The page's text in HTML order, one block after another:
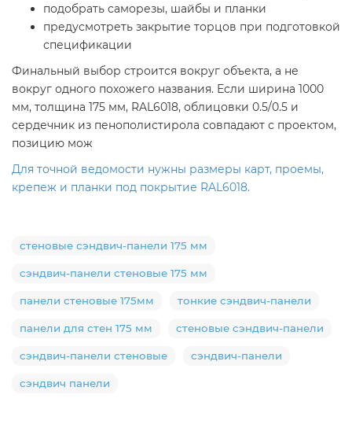
подобрать саморезы, шайбы и планки
предусмотреть закрытие торцов при подготовкой
спецификации
Финальный выбор строится вокруг объекта, а не
вокруг одного похожего названия. Если ширина 1000
мм, толщина 175 мм, RAL6018, облицовки 0.5/0.5 и
сердечник из пенополистирола совпадают с проектом,
позицию мож
Для точной ведомости нужны размеры карт, проемы,
крепеж и планки под покрытие RAL6018.
стеновые сэндвич-панели 175 мм
сэндвич-панели стеновые 175 мм
панели стеновые 175мм тонкие сэндвич-панели
панели для стен 175 мм стеновые сэндвич-панели
сэндвич-панели стеновые сэндвич-панели
сэндвич панели